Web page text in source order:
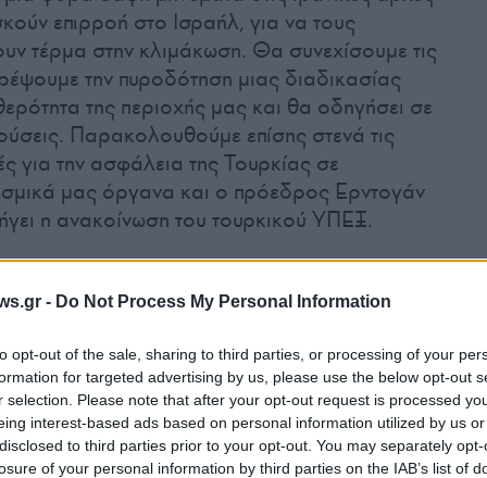
- Do Not Process My Personal Information
opt-out of the sale, sharing to third parties, or processing of your
for targeted advertising by us, please use the below opt-out
selection. Please note that after your opt-out request is processed
interest-based ads based on personal information utilized by us
to third parties prior to your opt-out. You may separately
of your personal information by third parties on the IAB’s list of
επιρροή στο Ισραήλ, για να τους
τέρμα στην κλιμάκωση. Θα συνεχίσουμε τις
την πυροδότηση μιας διαδικασίας
της περιοχής μας και θα οδηγήσει σε
Παρακολουθούμε επίσης στενά τις
για την ασφάλεια της Τουρκίας σε
μας όργανα και ο πρόεδρος Ερντογάν
η ανακοίνωση του τουρκικού ΥΠΕΞ.
επίθεση
ενημέρωσε την Τουρκία εκ των προτέρων
του κατά του Ισραήλ, όπως τουλάχιστον
στο Reuters, προσθέτοντας ότι οι
στο Ιράν μέσω της Άγκυρας ότι η επιχείρησή
ορίων».